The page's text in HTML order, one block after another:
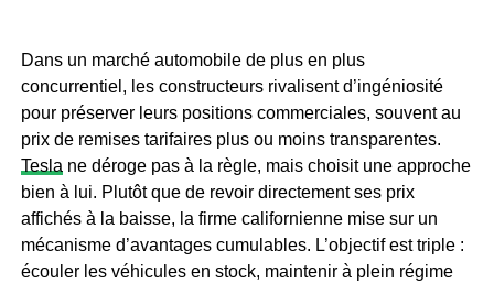
Dans un marché automobile de plus en plus
concurrentiel, les constructeurs rivalisent d’ingéniosité
pour préserver leurs positions commerciales, souvent au
prix de remises tarifaires plus ou moins transparentes.
Tesla ne déroge pas à la règle, mais choisit une approche
bien à lui. Plutôt que de revoir directement ses prix
affichés à la baisse, la firme californienne mise sur un
mécanisme d’avantages cumulables. L’objectif est triple :
écouler les véhicules en stock, maintenir à plein régime